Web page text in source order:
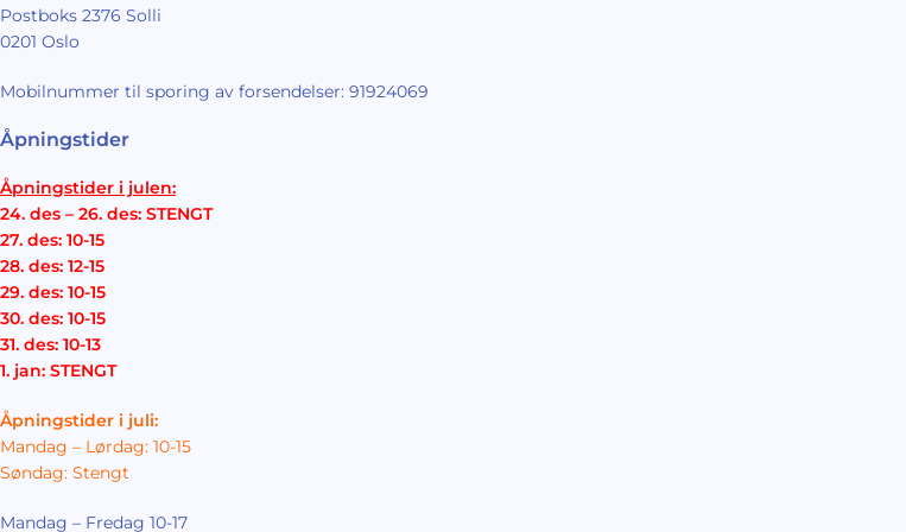
Postboks 2376 Solli
0201 Oslo
Mobilnummer til sporing av forsendelser: 91924069
Åpningstider
Åpningstider i julen:
24. des – 26. des: STENGT
27. des: 10-15
28. des: 12-15
29. des: 10-15
30. des: 10-15
31. des: 10-13
1. jan: STENGT
Åpningstider i juli:
Mandag – Lørdag: 10-15
Søndag: Stengt
Mandag – Fredag 10-17